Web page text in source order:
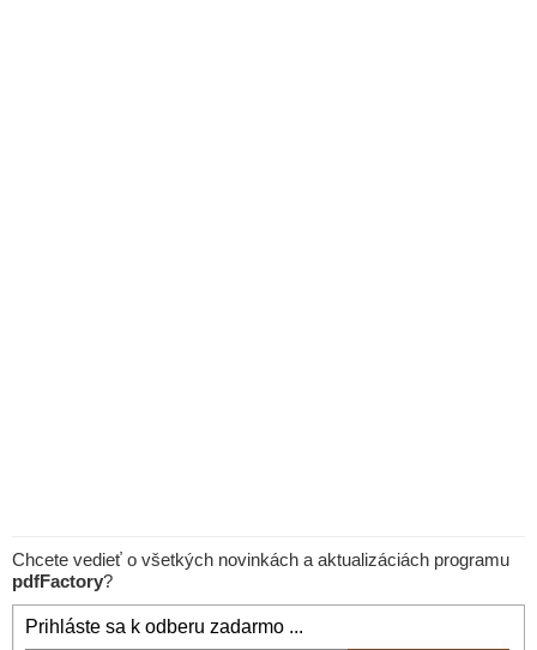
Chcete vedieť o všetkých novinkách a aktualizáciách programu
pdfFactory?
Prihláste sa k odberu zadarmo ...